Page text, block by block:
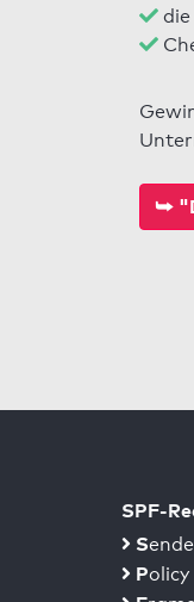
⮩
SPF-
S
Policy